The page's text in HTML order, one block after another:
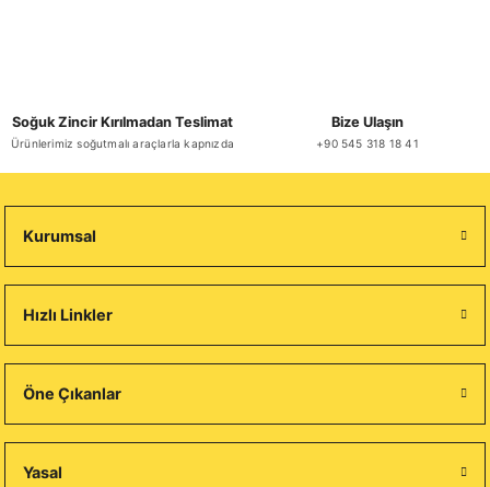
Soğuk Zincir Kırılmadan Teslimat
Ürünlerimiz soğutmalı araçlarla kapnızda
Bize Ulaşın
+90 545 318 18 41
Kurumsal
Hızlı Linkler
Öne Çıkanlar
Yasal